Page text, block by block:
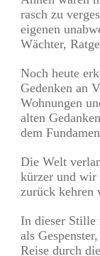
rasch zu
eigenen
Wächter,
Noch heute
Gedenken an
Wohnungen
alten
dem
Die Welt
kürzer und wir
zurück kehren
In dieser Stille
als
Reise durch